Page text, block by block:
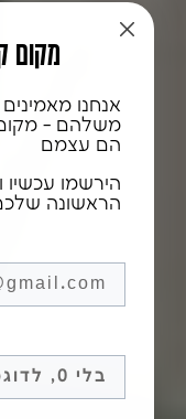
♥️מקום
אנחנו
משלהם - מקום
הם עצמם
הירשמו עכשיו
הראשונה